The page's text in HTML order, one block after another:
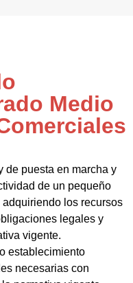
Medio
de puesta en marcha y
de un pequeño
los recursos
legales y
vigente.
establecimiento
necesarias con